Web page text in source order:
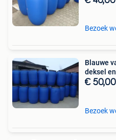
Bezoek
Blauwe
deksel
€ 50,00
Bezoek